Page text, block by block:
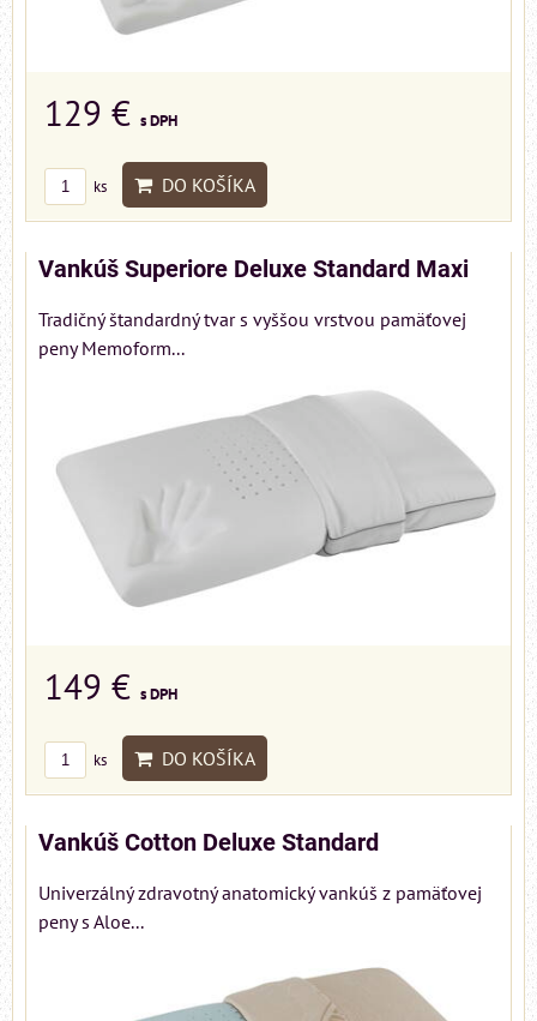
129 € s DPH
ks DO KOŠÍKA
Vankúš Superiore Deluxe Standard Maxi
Tradičný štandardný tvar s vyššou vrstvou pamäťovej
peny Memoform...
149 € s DPH
ks DO KOŠÍKA
Vankúš Cotton Deluxe Standard
Univerzálný zdravotný anatomický vankúš z pamäťovej
peny s Aloe...